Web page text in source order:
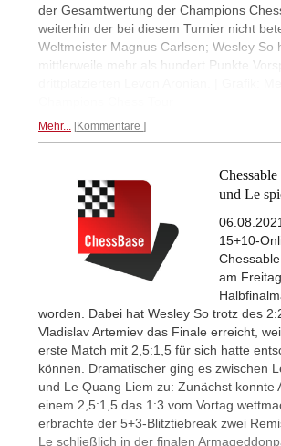
der Gesamtwertung der Champions
weiterhin der bei diesem Turnier nicht
Weltmeister Magnus Carlsen; Wesley So
mittlerweile mehr als hundert Punkte
Mehr... Kommentare
und Le
15+10-
am
worden. Dabei hat Wesley So trotz des
Vladislav Artemiev das Finale erreicht,
erste Match mit 2,5:1,5 für sich hatte
können. Dramatischer ging es zwischen
und Le Quang Liem zu: Zunächst konnte
einem 2,5:1,5 das 1:3 vom Vortag
erbrachte der 5+3-Blitztiebreak zwei
Le schließlich in der finalen